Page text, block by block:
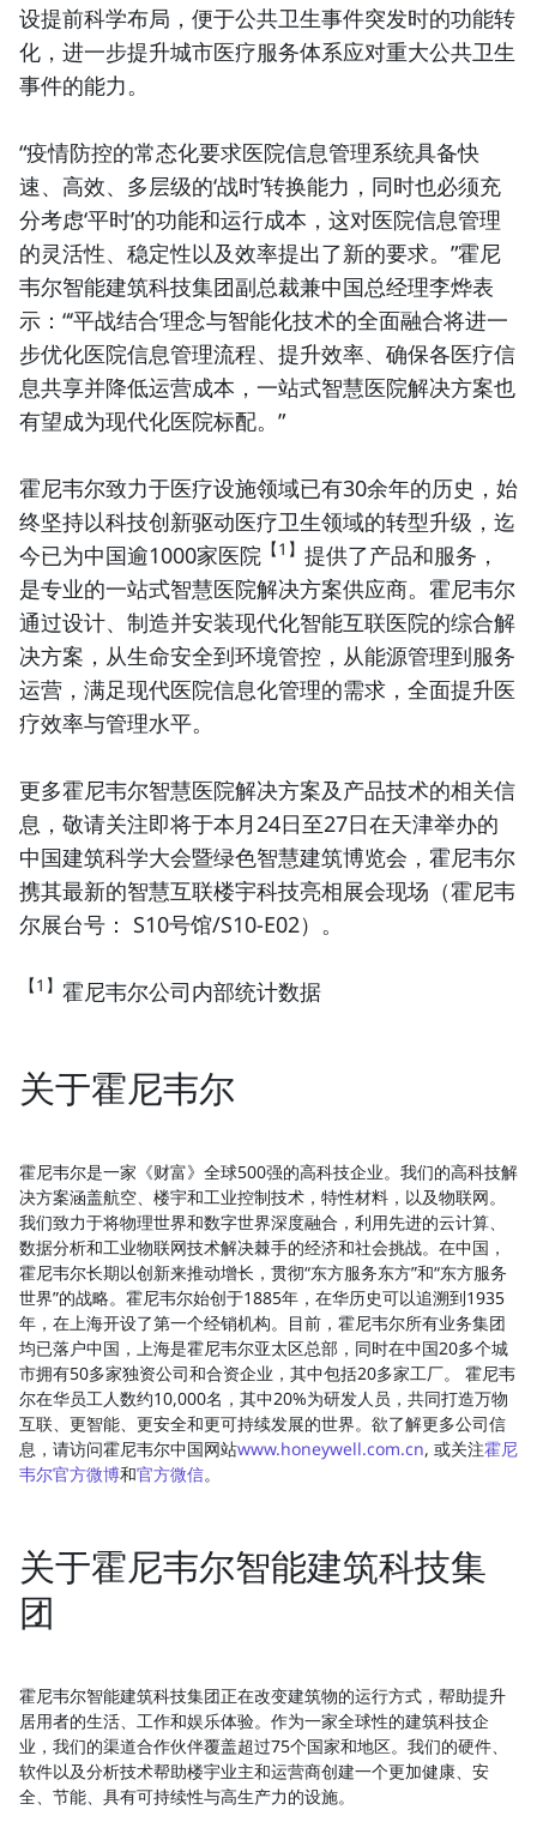
设提前科学布局，便于公共卫生事件突发时的功能转
化，进一步提升城市医疗服务体系应对重大公共卫生
事件的能力。
“疫情防控的常态化要求医院信息管理系统具备快
速、高效、多层级的‘战时’转换能力，同时也必须充
分考虑‘平时’的功能和运行成本，这对医院信息管理
的灵活性、稳定性以及效率提出了新的要求。”霍尼
韦尔智能建筑科技集团副总裁兼中国总经理李烨表
示：“‘平战结合’理念与智能化技术的全面融合将进一
步优化医院信息管理流程、提升效率、确保各医疗信
息共享并降低运营成本，一站式智慧医院解决方案也
有望成为现代化医院标配。”
霍尼韦尔致力于医疗设施领域已有30余年的历史，始
终坚持以科技创新驱动医疗卫生领域的转型升级，迄
今已为中国逾1000家医院 【1】 提供了产品和服务，
是专业的一站式智慧医院解决方案供应商。霍尼韦尔
通过设计、制造并安装现代化智能互联医院的综合解
决方案，从生命安全到环境管控，从能源管理到服务
运营，满足现代医院信息化管理的需求，全面提升医
疗效率与管理水平。
更多霍尼韦尔智慧医院解决方案及产品技术的相关信
息，敬请关注即将于本月24日至27日在天津举办的
中国建筑科学大会暨绿色智慧建筑博览会，霍尼韦尔
携其最新的智慧互联楼宇科技亮相展会现场（霍尼韦
尔展台号： S10号馆/S10-E02）。
【1】 霍尼韦尔公司内部统计数据
关于霍尼韦尔
霍尼韦尔是一家《财富》全球500强的高科技企业。我们的高科技解
决方案涵盖航空、楼宇和工业控制技术，特性材料，以及物联网。
我们致力于将物理世界和数字世界深度融合，利用先进的云计算、
数据分析和工业物联网技术解决棘手的经济和社会挑战。在中国，
霍尼韦尔长期以创新来推动增长，贯彻“东方服务东方”和“东方服务
世界”的战略。霍尼韦尔始创于1885年，在华历史可以追溯到1935
年，在上海开设了第一个经销机构。目前，霍尼韦尔所有业务集团
均已落户中国，上海是霍尼韦尔亚太区总部，同时在中国20多个城
市拥有50多家独资公司和合资企业，其中包括20多家工厂。 霍尼韦
尔在华员工人数约10,000名，其中20%为研发人员，共同打造万物
互联、更智能、更安全和更可持续发展的世界。欲了解更多公司信
息，请访问霍尼韦尔中国网站www.honeywell.com.cn, 或关注霍尼
韦尔官方微博和官方微信。
关于霍尼韦尔智能建筑科技集
团
霍尼韦尔智能建筑科技集团正在改变建筑物的运行方式，帮助提升
居用者的生活、工作和娱乐体验。作为一家全球性的建筑科技企
业，我们的渠道合作伙伴覆盖超过75个国家和地区。我们的硬件、
软件以及分析技术帮助楼宇业主和运营商创建一个更加健康、安
全、节能、具有可持续性与高生产力的设施。